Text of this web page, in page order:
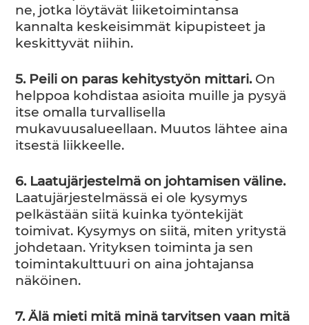
ne, jotka löytävät liiketoimintansa
kannalta keskeisimmät kipupisteet ja
keskittyvät niihin.
5. Peili on paras kehitystyön mittari. On
helppoa kohdistaa asioita muille ja pysyä
itse omalla turvallisella
mukavuusalueellaan. Muutos lähtee aina
itsestä liikkeelle.
6. Laatujärjestelmä on johtamisen väline.
Laatujärjestelmässä ei ole kysymys
pelkästään siitä kuinka työntekijät
toimivat. Kysymys on siitä, miten yritystä
johdetaan. Yrityksen toiminta ja sen
toimintakulttuuri on aina johtajansa
näköinen.
7. Älä mieti mitä minä tarvitsen vaan mitä